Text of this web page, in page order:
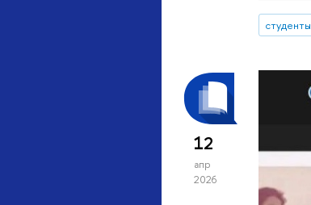
студенты
12
апр
2026